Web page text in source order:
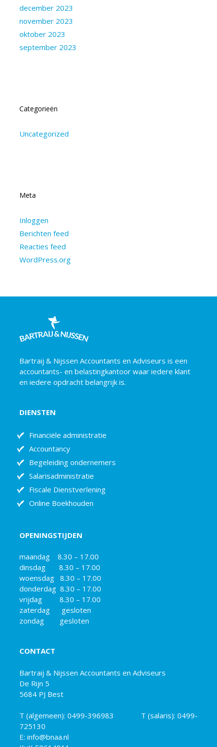
december 2023
november 2023
oktober 2023
september 2023
Categorieën
Uncategorized
Meta
Inloggen
Berichten feed
Reacties feed
WordPress.org
Bartraij & Nijssen Accountants en Adviseurs is een
accountants- en belastingkantoor waar iedere klant
en iedere opdracht belangrijk is.
DIENSTEN
Financiële administratie
Accountancy
Begeleiding ondernemers
Salarisadministratie
Fiscale Dienstverlening
Online Boekhouden
OPENINGSTIJDEN
maandag 8.30 – 17.00
dinsdag 8.30 – 17.00
woensdag 8.30 – 17.00
donderdag 8.30 – 17.00
vrijdag 8.30 – 17.00
zaterdag gesloten
zondag gesloten
CONTACT
Bartraij & Nijssen Accountants en Adviseurs
De Rijn 5
5684 PJ Best
T (algemeen): 0499-396983 T (salaris): 0499-
725130
E: info@bnaa.nl